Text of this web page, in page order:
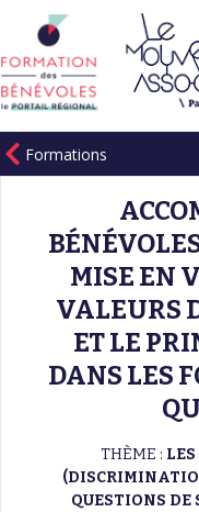
Formations
MISE EN
VALEURS
ET LE
DANS LES
THÈME :
QUESTIONS